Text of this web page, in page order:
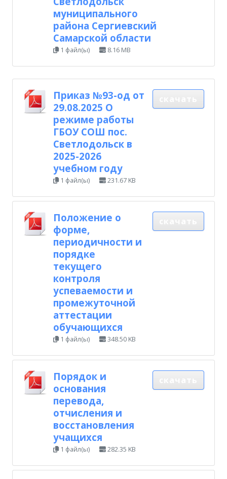
муниципального
района Сергиевский
Самарской области
1 файл(ы) 8.16 MB
Приказ №93-од от
29.08.2025 О
режиме работы
ГБОУ СОШ пос.
Светлодольск в
2025-2026
учебном году
1 файл(ы) 231.67 KB
Положение о
форме,
периодичности и
порядке
текущего
контроля
успеваемости и
промежуточной
аттестации
обучающихся
1 файл(ы) 348.50 KB
Порядок и
основания
перевода,
отчисления и
восстановления
учащихся
1 файл(ы) 282.35 KB